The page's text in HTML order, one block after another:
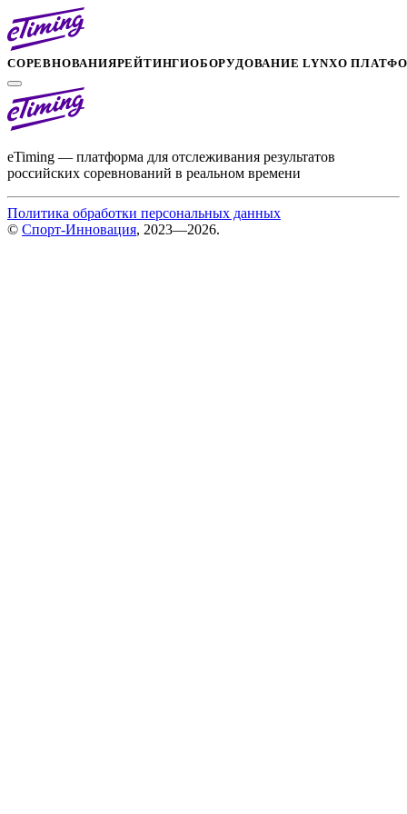
СОРЕВНОВАНИЯРЕЙТИНГИОБОРУДОВАНИЕ LYNXО
eTiming — платформа для отслеживания результатов
российских соревнований в реальном времени
Политика обработки персональных данных
© Спорт-Инновация, 2023—2026.